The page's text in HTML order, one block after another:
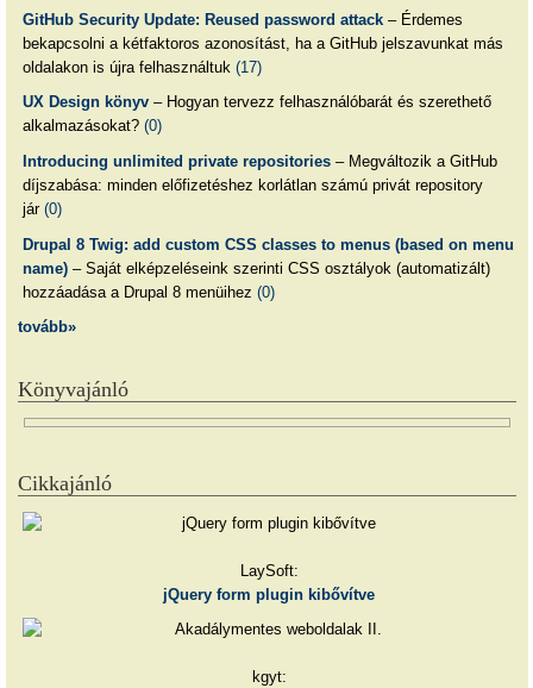
GitHub Security Update: Reused password attack– Érdemes
bekapcsolni a kétfaktoros azonosítást, ha a GitHub jelszavunkat más
oldalakon is újra felhasználtuk (17)
UX Design könyv– Hogyan tervezz felhasználóbarát és szerethető
alkalmazásokat? (0)
Introducing unlimited private repositories– Megváltozik a GitHub
díjszabása: minden előfizetéshez korlátlan számú privát repository
jár (0)
Drupal 8 Twig: add custom CSS classes to menus (based on menu
name)– Saját elképzeléseink szerinti CSS osztályok (automatizált)
hozzáadása a Drupal 8 menüihez (0)
tovább»
Könyvajánló
Cikkajánló
LaySoft:
jQuery form plugin kibővítve
kgyt: